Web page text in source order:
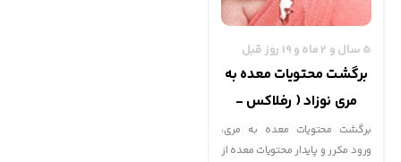
5 سال و 2 ماه و 19 روز قبل
برگشت محتویات معده به
مری نوزاد ( رفلاکس -
رگورژیتاسیون )
برگشت محتویات معده به مری،
ورود مکرر و پایدار محتویات معده از